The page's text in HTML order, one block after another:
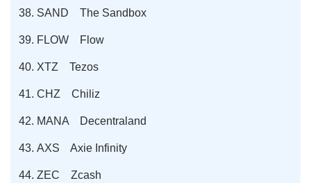
SAND The Sandbox
FLOW Flow
XTZ Tezos
CHZ Chiliz
MANA Decentraland
AXS Axie Infinity
ZEC Zcash